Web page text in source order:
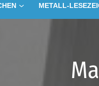
METALL-